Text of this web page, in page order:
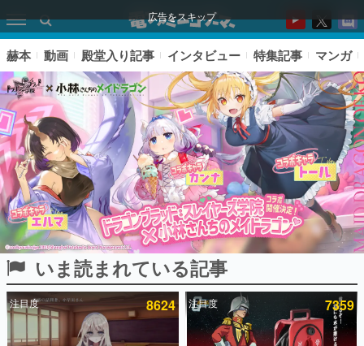
広告をスキップ
ピックアップ
電ファミのいま読まれている記事ランキング
赫本 動画 殿堂入り記事 インタビュー 特集記事 マンガ
いま読まれている記事
注目度 8624 注目度 7359